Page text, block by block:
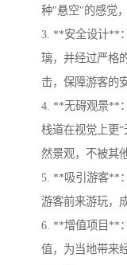
种"悬空"的感觉
3. **安全设计**
璃，并经过严格
击，保障游客的
4. **无碍观景**
栈道在视觉上更
然景观，不被其
5. **吸引游客**
游客前来游玩，
6. **增值项目**
值，为当地带来